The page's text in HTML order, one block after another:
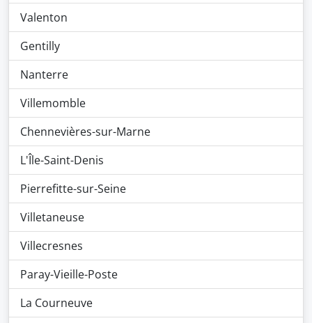
Valenton
Gentilly
Nanterre
Villemomble
Chennevières-sur-Marne
L'Île-Saint-Denis
Pierrefitte-sur-Seine
Villetaneuse
Villecresnes
Paray-Vieille-Poste
La Courneuve